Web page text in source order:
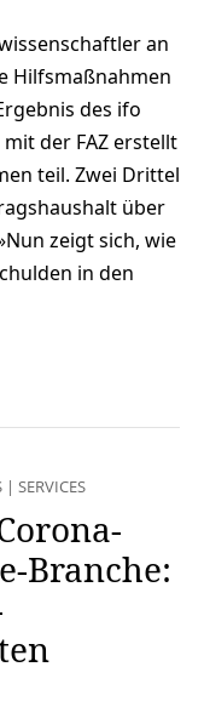
an
Hilfsmaßnahmen
des ifo
der FAZ erstellt
teil. Zwei Drittel
über
zeigt sich, wie
in den
| SERVICES
Branche: